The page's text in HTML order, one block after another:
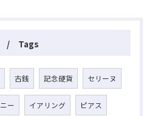
Tags
古銭 記念硬貨 セリーヌ
ー イアリング ピアス